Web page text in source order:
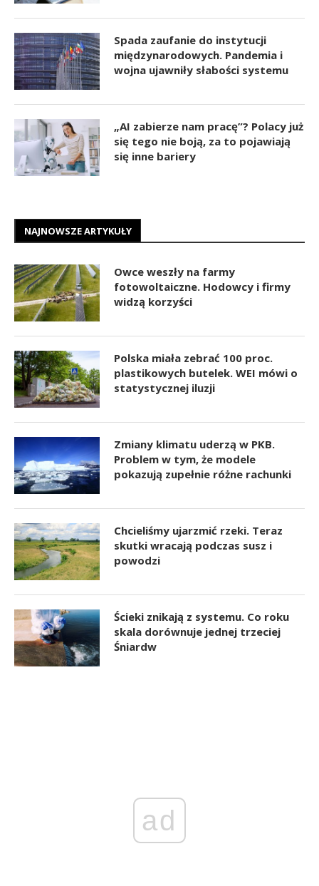
Spada zaufanie do instytucji
międzynarodowych. Pandemia i
wojna ujawniły słabości systemu
„AI zabierze nam pracę”? Polacy już
się tego nie boją, za to pojawiają
się inne bariery
NAJNOWSZE ARTYKUŁY
Owce weszły na farmy
fotowoltaiczne. Hodowcy i firmy
widzą korzyści
Polska miała zebrać 100 proc.
plastikowych butelek. WEI mówi o
statystycznej iluzji
Zmiany klimatu uderzą w PKB.
Problem w tym, że modele
pokazują zupełnie różne rachunki
Chcieliśmy ujarzmić rzeki. Teraz
skutki wracają podczas susz i
powodzi
Ścieki znikają z systemu. Co roku
skala dorównuje jednej trzeciej
Śniardw
ad